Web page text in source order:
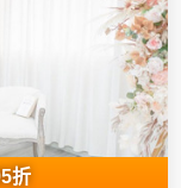
折